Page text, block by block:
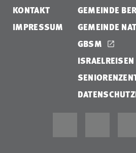
KONTAKT
IMPRESSUM
GEMEINDE
GEMEINDE
GBSM
ISRAELREISEN